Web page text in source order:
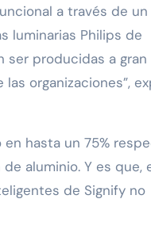
a través de un
luminarias Philips de
ser producidas a gran
organizaciones”,
hasta un 75%
aluminio. Y es que,
de Signify no